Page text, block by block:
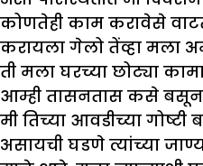
कोणतेही काम करावेसे वाटत
करायला गेलो तेंव्हा मला
ती मला घरच्या छोट्या
आम्ही तासनतास कसे बसून
मी तिच्या आवडीच्या
असायची घडणे त्यांच्या